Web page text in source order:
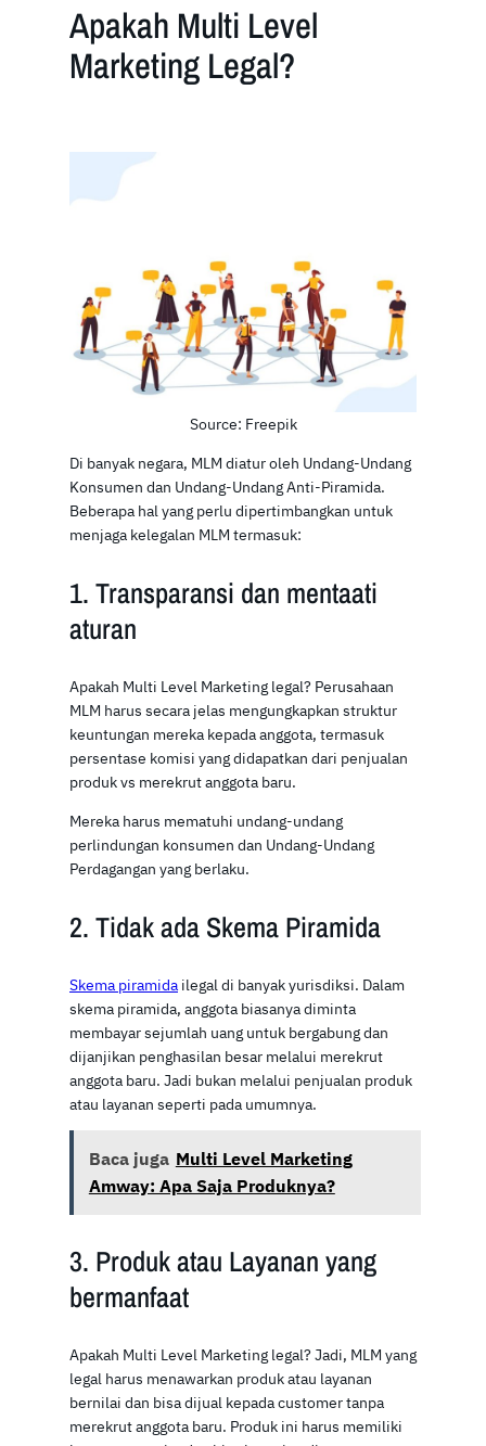
Apakah Multi Level
Marketing Legal?
Source: Freepik
Di banyak negara, MLM diatur oleh Undang-Undang
Konsumen dan Undang-Undang Anti-Piramida.
Beberapa hal yang perlu dipertimbangkan untuk
menjaga kelegalan MLM termasuk:
1. Transparansi dan mentaati
aturan
Apakah Multi Level Marketing legal? Perusahaan
MLM harus secara jelas mengungkapkan struktur
keuntungan mereka kepada anggota, termasuk
persentase komisi yang didapatkan dari penjualan
produk vs merekrut anggota baru.
Mereka harus mematuhi undang-undang
perlindungan konsumen dan Undang-Undang
Perdagangan yang berlaku.
2. Tidak ada Skema Piramida
Skema piramida ilegal di banyak yurisdiksi. Dalam
skema piramida, anggota biasanya diminta
membayar sejumlah uang untuk bergabung dan
dijanjikan penghasilan besar melalui merekrut
anggota baru. Jadi bukan melalui penjualan produk
atau layanan seperti pada umumnya.
Baca juga Multi Level Marketing
Amway: Apa Saja Produknya?
3. Produk atau Layanan yang
bermanfaat
Apakah Multi Level Marketing legal? Jadi, MLM yang
legal harus menawarkan produk atau layanan
bernilai dan bisa dijual kepada customer tanpa
merekrut anggota baru. Produk ini harus memiliki